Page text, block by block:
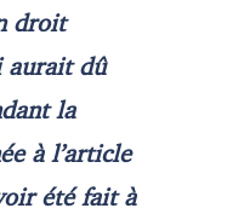
droit
aurait dû
la
à l’article
été fait à